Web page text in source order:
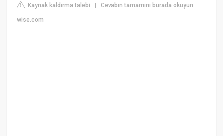
Kaynak kaldırma talebi |Cevabın tamamını burada okuyun:
wise.com